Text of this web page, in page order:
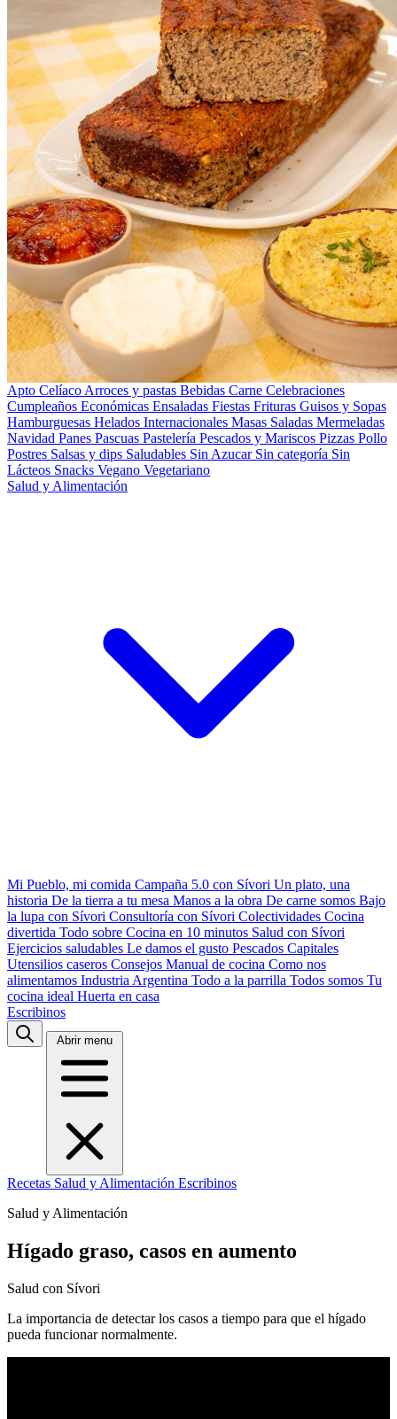
Apto Celíaco Arroces y pastas Bebidas Carne Celebraciones
Cumpleaños Económicas Ensaladas Fiestas Frituras Guisos y Sopas
Hamburguesas Helados Internacionales Masas Saladas Mermeladas
Navidad Panes Pascuas Pastelería Pescados y Mariscos Pizzas Pollo
Postres Salsas y dips Saludables Sin Azucar Sin categoría Sin
Lácteos Snacks Vegano Vegetariano
Salud y Alimentación
Mi Pueblo, mi comida Campaña 5.0 con Sívori Un plato, una
historia De la tierra a tu mesa Manos a la obra De carne somos Bajo
la lupa con Sívori Consultoría con Sívori Colectividades Cocina
divertida Todo sobre Cocina en 10 minutos Salud con Sívori
Ejercicios saludables Le damos el gusto Pescados Capitales
Utensilios caseros Consejos Manual de cocina Como nos
alimentamos Industria Argentina Todo a la parrilla Todos somos Tu
cocina ideal Huerta en casa
Escribinos
Abrir menu
Recetas Salud y Alimentación Escribinos
Salud y Alimentación
Hígado graso, casos en aumento
Salud con Sívori
La importancia de detectar los casos a tiempo para que el hígado
pueda funcionar normalmente.